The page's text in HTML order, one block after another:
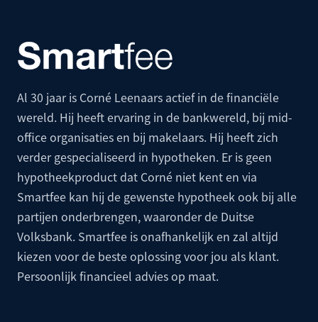
Al 30 jaar is Corné Leenaars actief in de financiële
wereld. Hij heeft ervaring in de bankwereld, bij mid-
office organisaties en bij makelaars. Hij heeft zich
verder gespecialiseerd in hypotheken. Er is geen
hypotheekproduct dat Corné niet kent en via
Smartfee kan hij de gewenste hypotheek ook bij alle
partijen onderbrengen, waaronder de Duitse
Volksbank. Smartfee is onafhankelijk en zal altijd
kiezen voor de beste oplossing voor jou als klant.
Persoonlijk financieel advies op maat.